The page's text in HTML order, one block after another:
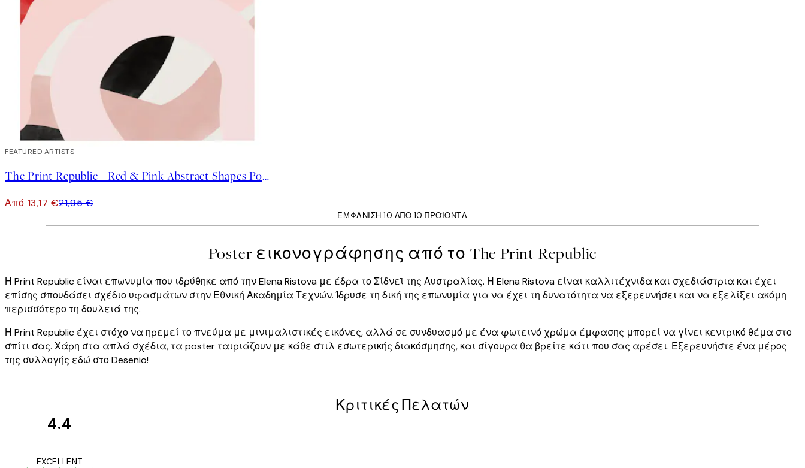
40%*
FEATURED ARTISTS
The Print Republic - Red & Pink Abstract Shapes Poster
Από 13,17 €21,95 €
ΕΜΦΆΝΙΣΗ 10 ΑΠΌ 10 ΠΡΟΪΌΝΤΑ
Poster εικονογράφησης από το The Print Republic
Η Print Republic είναι επωνυμία που ιδρύθηκε από την Elena Ristova με έδρα το Σίδνεϊ της Αυστραλίας. Η Elena Ristova είναι καλλιτέχνιδα και σχεδιάστρια και έχει
επίσης σπουδάσει σχέδιο υφασμάτων στην Εθνική Ακαδημία Τεχνών. Ίδρυσε τη δική της επωνυμία για να έχει τη δυνατότητα να εξερευνήσει και να εξελίξει ακόμη
περισσότερο τη δουλειά της.
Η Print Republic έχει στόχο να ηρεμεί το πνεύμα με μινιμαλιστικές εικόνες, αλλά σε συνδυασμό με ένα φωτεινό χρώμα έμφασης μπορεί να γίνει κεντρικό θέμα στο
σπίτι σας. Χάρη στα απλά σχέδια, τα poster ταιριάζουν με κάθε στιλ εσωτερικής διακόσμησης, και σίγουρα θα βρείτε κάτι που σας αρέσει. Εξερευνήστε ένα μέρος
της συλλογής εδώ στο Desenio!
Κριτικές Πελατών
4.4
EXCELLENT